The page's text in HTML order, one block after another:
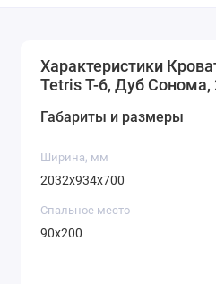
Характеристики
Tetris Т-6, Дуб Сонома,
Габариты и размеры
Ширина, мм
2032х934х700
Спальное место
90х200